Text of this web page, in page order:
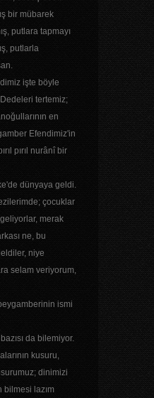
bir mübarek
putlara tapmayı
putlarla
işte böyle
tertemiz;
en
Efendimiz'in
pırıl nurânî bir
dünyaya geldi.
çocuklar
geliyorlar, merak
ne, bu
niye
selam veriyorum,
ismi
da bilemiyor.
kusuru,
dinimizi
bilmesi lazım